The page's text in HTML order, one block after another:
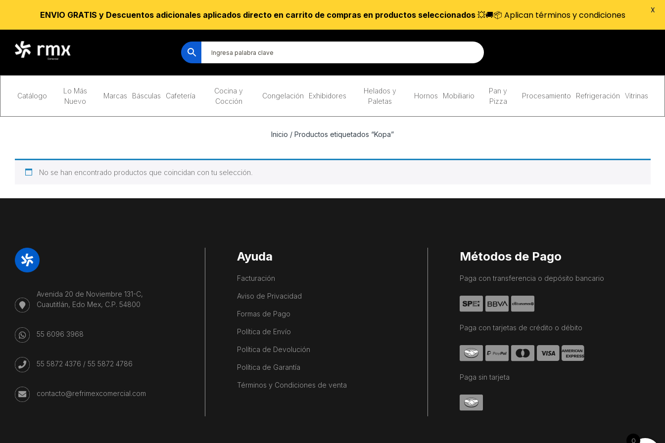
Catálogo
Lo Más
Nuevo
Marcas Básculas Cafetería
Cocina y
Cocción
Congelación Exhibidores
Helados y
Paletas
Hornos Mobiliario
Pan y
Pizza
Procesamiento Refrigeración Vitrinas
Inicio / Productos etiquetados “Kopa”
No se han encontrado productos que coincidan con tu selección.
Avenida 20 de Noviembre 131-C,
Cuautitlán, Edo Mex, C.P. 54800
55 6096 3968
55 5872 4376 / 55 5872 4786
contacto@refrimexcomercial.com
Ayuda
Facturación
Aviso de Privacidad
Formas de Pago
Política de Envío
Política de Devolución
Política de Garantía
Términos y Condiciones de venta
Métodos de Pago
Paga con transferencia o depósito bancario
Paga con tarjetas de crédito o débito
Paga sin tarjeta
ENVIO GRATIS y Descuentos adicionales aplicados directo en carrito de compras en productos seleccionados💥🚚📦 Aplican términos y condiciones X
0